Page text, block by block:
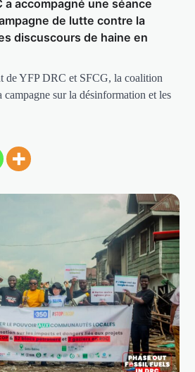
a accompagné une séance
de lutte contre la
discuscours de haine en
de YFP DRC et SFCG, la coalition
sur la désinformation et les